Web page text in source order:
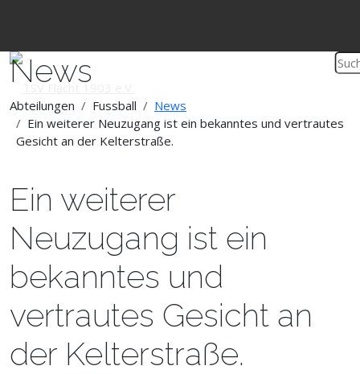
News
Abteilungen Fussball
News
Ein weiterer Neuzugang ist ein bekanntes und vertrautes
Gesicht an der Kelterstraße.
Ein weiterer
Neuzugang ist ein
bekanntes und
vertrautes Gesicht an
der Kelterstraße.